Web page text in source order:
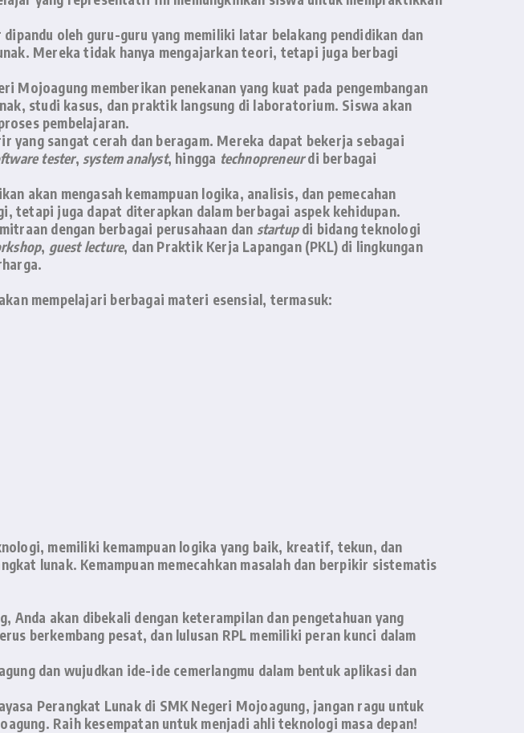
oleh guru-guru yang memiliki latar belakang pendidikan dan
Mereka tidak hanya mengajarkan teori, tetapi juga berbagi
Mojoagung memberikan penekanan yang kuat pada pengembangan
studi kasus, dan praktik langsung di laboratorium. Siswa akan
pembelajaran.
yang sangat cerah dan beragam. Mereka dapat bekerja sebagai
tester, system analyst, hingga technopreneurdi berbagai
akan mengasah kemampuan logika, analisis, dan pemecahan
tetapi juga dapat diterapkan dalam berbagai aspek kehidupan.
dengan berbagai perusahaan dan startupdi bidang teknologi
, guest lecture, dan Praktik Kerja Lapangan (PKL) di lingkungan
mempelajari berbagai materi esensial, termasuk:
memiliki kemampuan logika yang baik, kreatif, tekun, dan
lunak. Kemampuan memecahkan masalah dan berpikir sistematis
Anda akan dibekali dengan keterampilan dan pengetahuan yang
berkembang pesat, dan lulusan RPL memiliki peran kunci dalam
dan wujudkan ide-ide cemerlangmu dalam bentuk aplikasi dan
Perangkat Lunak di SMK Negeri Mojoagung, jangan ragu untuk
Raih kesempatan untuk menjadi ahli teknologi masa depan!